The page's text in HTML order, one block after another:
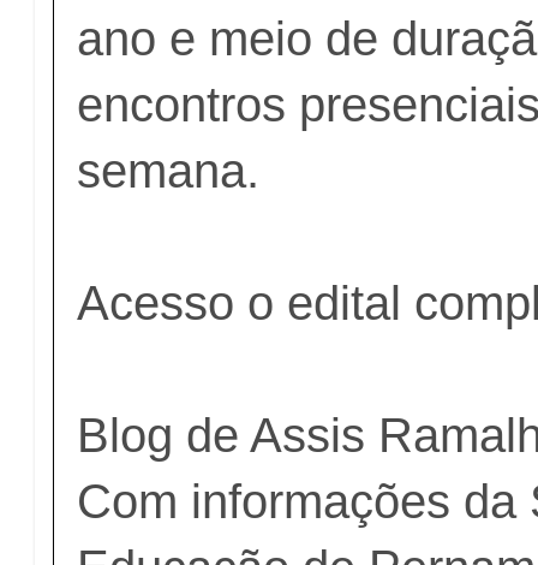
ano e meio de
encontros
semana.
Acesso o edital
Blog de Assis
Com informações da